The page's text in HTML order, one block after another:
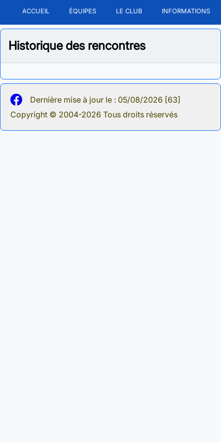
ACCUEIL ÉQUIPES LE CLUB INFORMATIONS
Historique des rencontres
Dernière mise à jour le : 05/08/2026 [63]
Copyright © 2004-2026 Tous droits réservés